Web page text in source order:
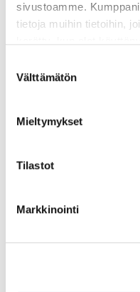
sivustoamme.
tietoja muihin tietoihin,
tai vanhempi. Vahvista
valinta
Välttämätön
Mieltymykset
Tilastot
Markkinointi
PERUNAKERROS
2 dl maitoa
1 kananmuna
½ pussia tuoretta tilliä
1 sipuli ja
2 dl valkoviiniä
600 g